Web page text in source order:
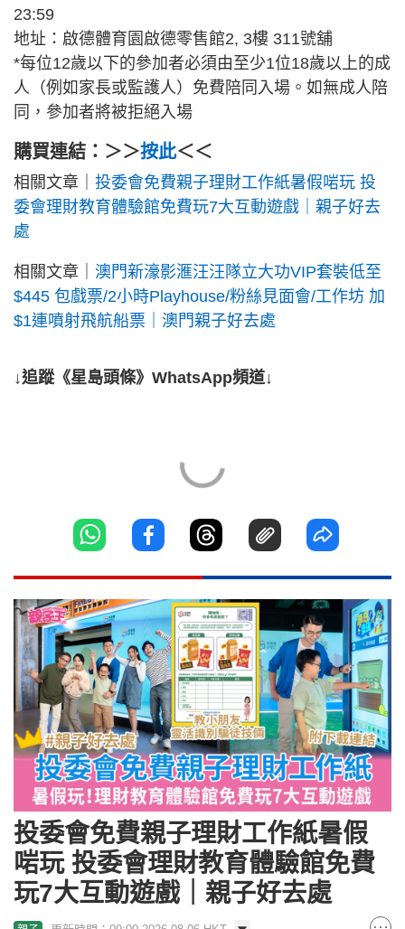
23:59
地址：啟德體育園啟德零售館2, 3樓 311號舖
*每位12歲以下的參加者必須由至少1位18歲以上的成
人（例如家長或監護人）免費陪同入場。如無成人陪
同，參加者將被拒絕入場
購買連結：＞＞按此＜＜
相關文章｜ 投委會免費親子理財工作紙暑假啱玩 投
委會理財教育體驗館免費玩7大互動遊戲｜親子好去
處
相關文章｜ 澳門新濠影滙汪汪隊立大功VIP套裝低至
$445 包戲票/2小時Playhouse/粉絲見面會/工作坊 加
$1連噴射飛航船票｜澳門親子好去處
↓追蹤《星島頭條》WhatsApp頻道↓
投委會免費親子理財工作紙暑假
啱玩 投委會理財教育體驗館免費
玩7大互動遊戲｜親子好去處